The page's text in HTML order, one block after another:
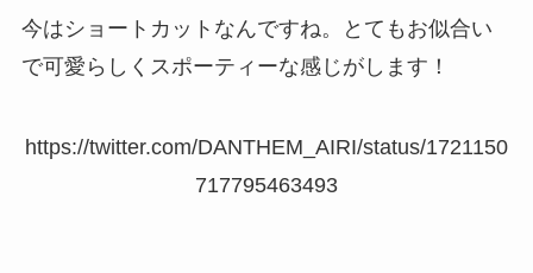
今はショートカットなんですね。とてもお似合い
で可愛らしくスポーティーな感じがします！
https://twitter.com/DANTHEM_AIRI/status/1721150
717795463493